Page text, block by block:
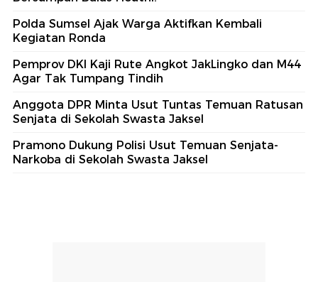
Polda Sumsel Ajak Warga Aktifkan Kembali
Kegiatan Ronda
Pemprov DKI Kaji Rute Angkot JakLingko dan M44
Agar Tak Tumpang Tindih
Anggota DPR Minta Usut Tuntas Temuan Ratusan
Senjata di Sekolah Swasta Jaksel
Pramono Dukung Polisi Usut Temuan Senjata-
Narkoba di Sekolah Swasta Jaksel